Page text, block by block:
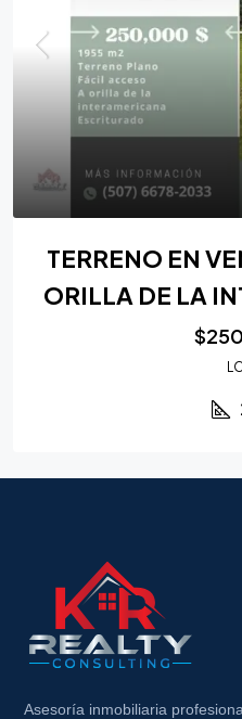
TERRENO EN
ORILLA DE LA
Asesoría inmobiliaria